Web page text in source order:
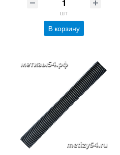
шт
В корзину